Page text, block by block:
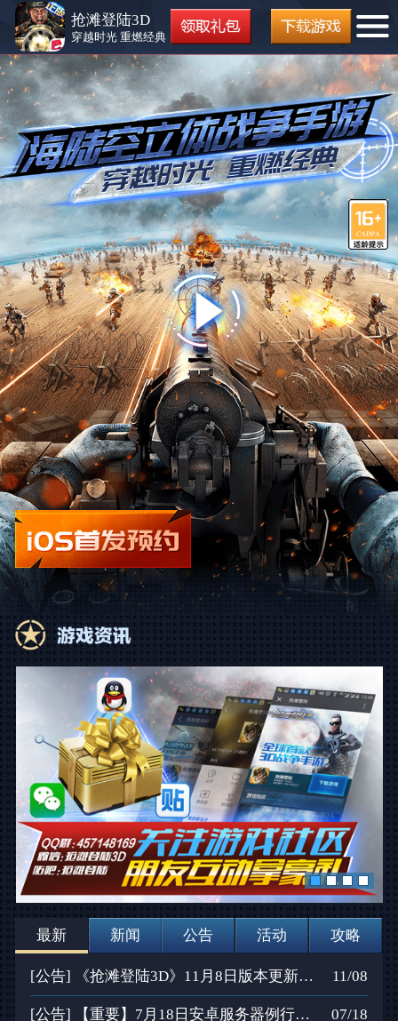
抢滩登陆3D
穿越时光 重燃经典
最新 新闻 公告 活动 攻略
[公告] 《抢滩登陆3D》11月8日版本更新公告 11/08
[公告] 【重要】7月18日安卓服务器例行维护公告 07/18